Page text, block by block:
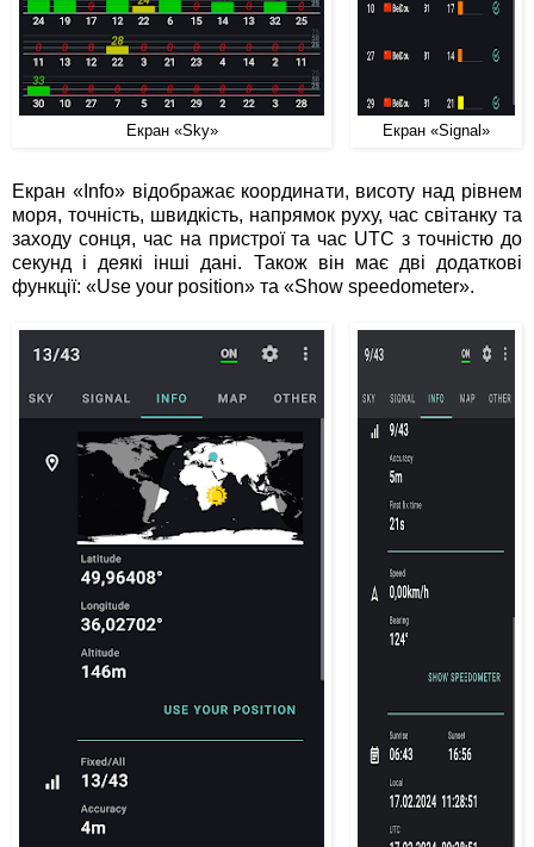
Екран «Sky» Екран «Signal»
Екран «Info» відображає координати, висоту над рівнем
моря, точність, швидкість, напрямок руху, час світанку та
заходу сонця, час на пристрої та час UTC з точністю до
секунд і деякі інші дані. Також він має дві додаткові
функції: «Use your position» та «Show speedometer».